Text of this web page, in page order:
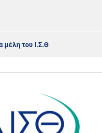
μέλη του Ι.Σ.Θ